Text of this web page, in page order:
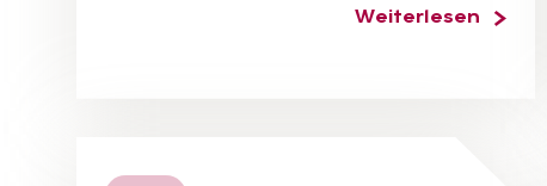
Weiterlesen